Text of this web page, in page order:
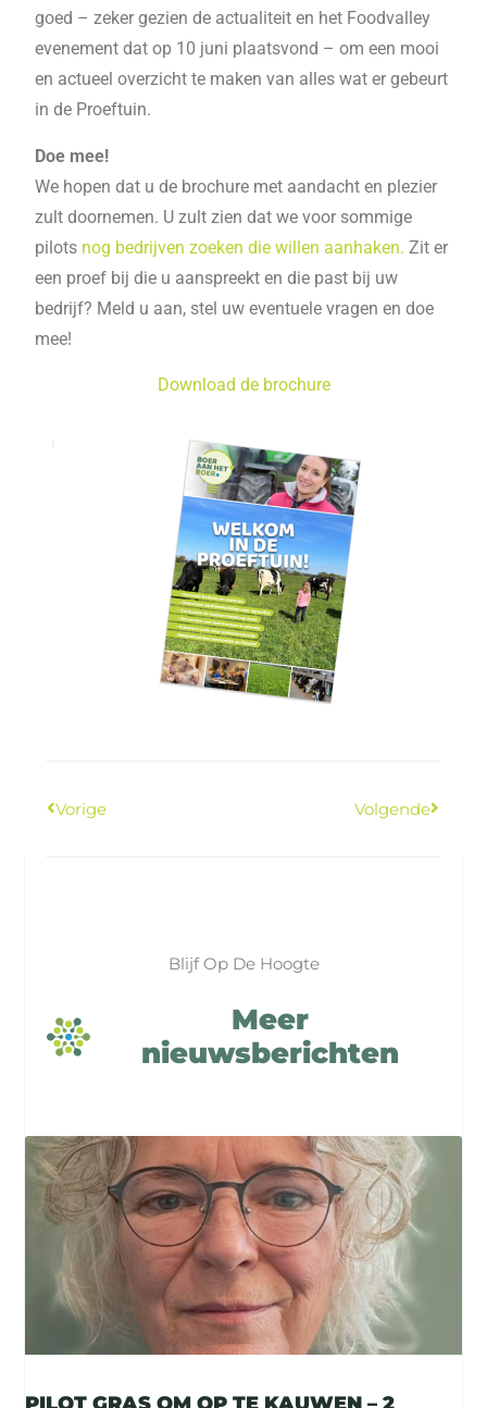
goed – zeker gezien de actualiteit en het Foodvalley
evenement dat op 10 juni plaatsvond – om een mooi
en actueel overzicht te maken van alles wat er gebeurt
in de Proeftuin.
Doe mee!
We hopen dat u de brochure met aandacht en plezier
zult doornemen. U zult zien dat we voor sommige
pilots nog bedrijven zoeken die willen aanhaken. Zit er
een proef bij die u aanspreekt en die past bij uw
bedrijf? Meld u aan, stel uw eventuele vragen en doe
mee!
Download de brochure
Vorige Volgende
Blijf Op De Hoogte
Meer
nieuwsberichten